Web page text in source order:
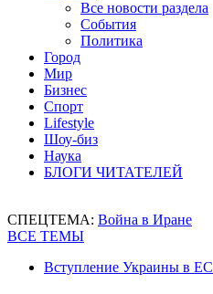
Все новости раздела
События
Политика
Город
Мир
Бизнес
Спорт
Lifestyle
Шоу-биз
Наука
БЛОГИ ЧИТАТЕЛЕЙ
СПЕЦТЕМА: Война в Иране
ВСЕ ТЕМЫ
Вступление Украины в ЕС